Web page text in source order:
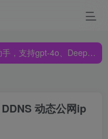
、DeepSeek、Claude🔥🔥🔥🔥
、DeepSeek、Claude🔥🔥🔥🔥
动态公网ip